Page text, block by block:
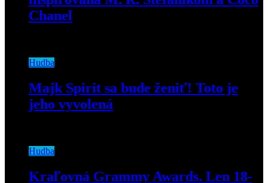
Chanel
Hudba
Majk Spirit sa bude ženiť! Toto je
jeho vyvolená
Hudba
Kraľovná Grammy Awards. Len 18-